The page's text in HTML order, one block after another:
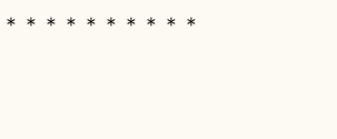
＊＊＊＊＊＊＊＊＊